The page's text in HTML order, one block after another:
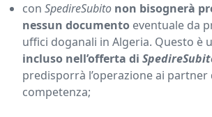
con SpedireSubito non bisognerà
nessun documento eventuale da
uffici doganali in Algeria. Questo è
incluso nell’offerta di
predisporrà l’operazione ai partner
competenza;